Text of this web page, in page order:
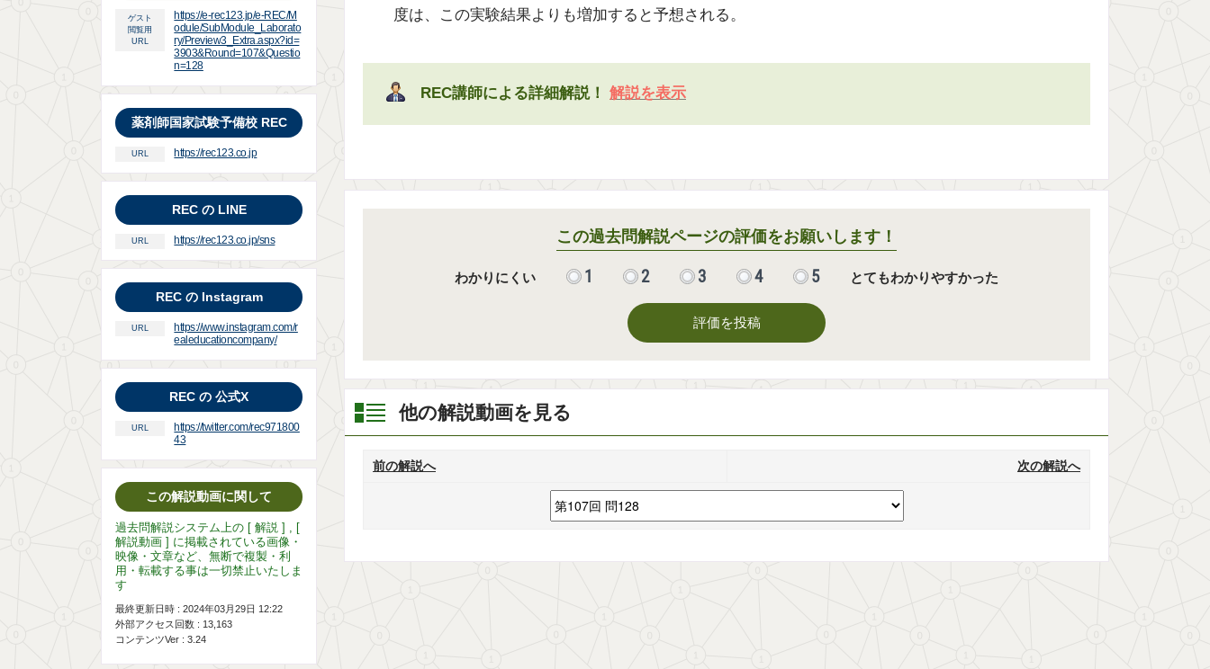
度は、この実験結果よりも増加すると予想される。
REC講師による詳細解説！ 解説を表示
この過去問解説ページの評価をお願いします！
わかりにくい 1 2 3 4 5 とてもわかりやすかった
評価を投稿
他の解説動画を見る
前の解説へ 次の解説へ
ゲスト
閲覧用
URL
https://e-rec123.jp/e-REC/M
odule/SubModule_Laborato
ry/Preview3_Extra.aspx?id=
3903&Round=107&Questio
n=128
薬剤師国家試験予備校 REC
URL https://rec123.co.jp
REC の LINE
URL https://rec123.co.jp/sns
REC の Instagram
URL
https://www.instagram.com/r
ealeducationcompany/
REC の 公式X
URL
https://twitter.com/rec971800
43
この解説動画に関して
過去問解説システム上の [ 解説 ] , [
解説動画 ] に掲載されている画像・
映像・文章など、無断で複製・利
用・転載する事は一切禁止いたしま
す
最終更新日時 : 2024年03月29日 12:22
外部アクセス回数 : 13,163
コンテンツVer : 3.24